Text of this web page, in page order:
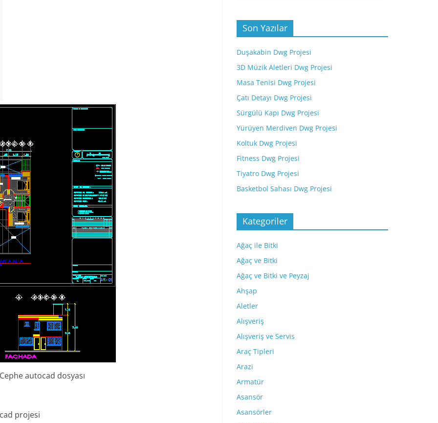
autocad dosyası
projesi
Son Yazılar
Duşakabin Dwg Projesi
3D Müzik Aletleri Dwg Projesi
Masa Tenisi Dwg Projesi
Çatı Detayı Dwg Projesi
Sürgülü Kapı Dwg Projesi
Yürüyen Merdiven Dwg Projesi
Koltuk Dwg Projesi
Fitness Dwg Projesi
Tiyatro Dwg Projesi
Basketbol Sahası Dwg Projesi
Kategoriler
Ağaç ile Bitki
Ağaç ve Bitki
Ağaç ve Bitki ve Peyzaj
Ahşap
Aletler
Alışveriş
Alışveriş ve Servis
Araç Tipleri
Arazi
Armatür
Asansör
Asansörler